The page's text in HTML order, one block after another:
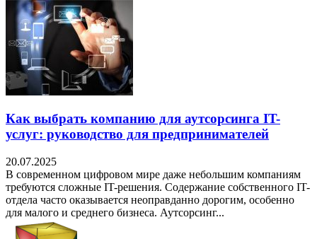
Как выбрать компанию для аутсорсинга IT-
услуг: руководство для предпринимателей
20.07.2025
В современном цифровом мире даже небольшим компаниям
требуются сложные IT-решения. Содержание собственного IT-
отдела часто оказывается неоправданно дорогим, особенно
для малого и среднего бизнеса. Аутсорсинг...